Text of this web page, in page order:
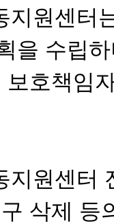
지원센터
을 수립
호책임
지원센터
삭제 등